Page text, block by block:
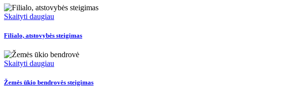
Skaityti daugiau
Filialo, atstovybės steigimas
Skaityti daugiau
Žemės ūkio bendrovės steigimas